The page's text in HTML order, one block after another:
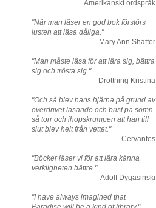
Amerikanskt ordspråk
"När man läser en god bok förstörs
lusten att läsa dåliga."
Mary Ann Shaffer
"Man måste läsa för att lära sig, bättra
sig och trösta sig."
Drottning Kristina
"Och så blev hans hjärna på grund av
överdrivet läsande och brist på sömn
så torr och ihopskrumpen att han till
slut blev helt från vettet."
Cervantes
"Böcker läser vi för att lära känna
verkligheten bättre."
Adolf Dygasinski
"I have always imagined that